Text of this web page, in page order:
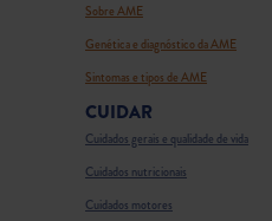
Sobre AME
Genética e diagnóstico da AME
Sintomas e tipos de AME
CUIDAR
Cuidados gerais e qualidade de vida
Cuidados nutricionais
Cuidados motores